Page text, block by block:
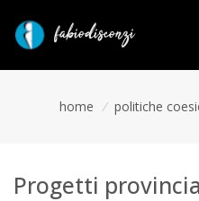
home / politiche
Progetti